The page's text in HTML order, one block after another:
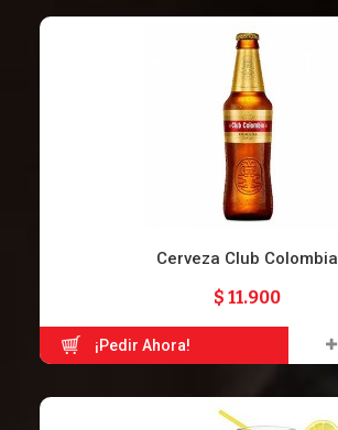
Cerveza Club Colombia
$ 11.900
¡Pedir Ahora!